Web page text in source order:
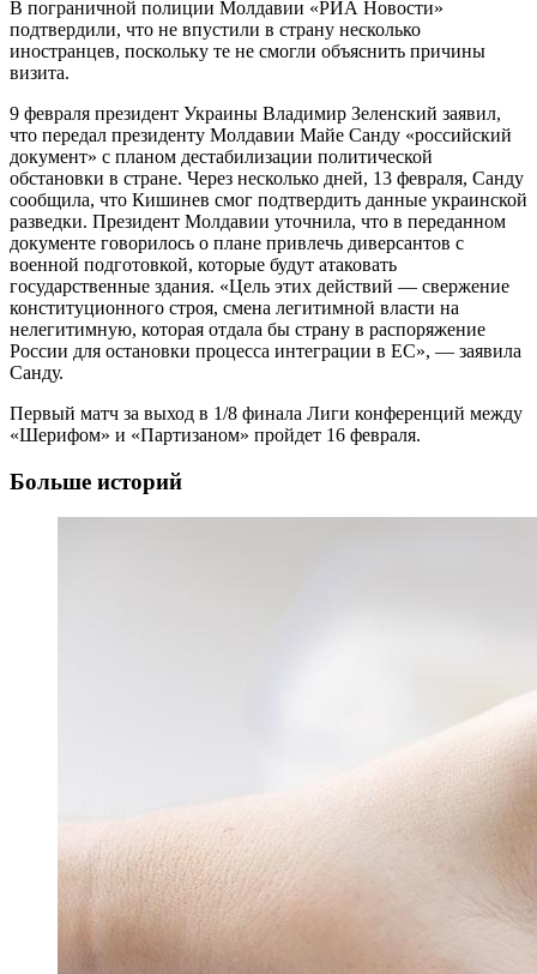
В пограничной полиции Молдавии «РИА Новости»
подтвердили, что не впустили в страну несколько
иностранцев, поскольку те не смогли объяснить причины
визита.
9 февраля президент Украины Владимир Зеленский заявил,
что передал президенту Молдавии Майе Санду «российский
документ» с планом дестабилизации политической
обстановки в стране. Через несколько дней, 13 февраля, Санду
сообщила, что Кишинев смог подтвердить данные украинской
разведки. Президент Молдавии уточнила, что в переданном
документе говорилось о плане привлечь диверсантов с
военной подготовкой, которые будут атаковать
государственные здания. «Цель этих действий — свержение
конституционного строя, смена легитимной власти на
нелегитимную, которая отдала бы страну в распоряжение
России для остановки процесса интеграции в ЕС», — заявила
Санду.
Первый матч за выход в 1/8 финала Лиги конференций между
«Шерифом» и «Партизаном» пройдет 16 февраля.
Больше историй